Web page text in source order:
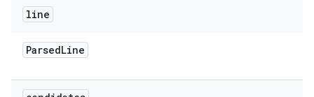
line
ParsedLine